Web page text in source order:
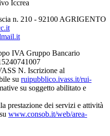
Iccrea
n. 210 - 92100 AGRIGENTO
IVA Gruppo Bancario
N. Iscrizione al
su ruipubblico.ivass.it/rui-
su soggetto abilitato e
prestazione dei servizi e attività
www.consob.it/web/area-